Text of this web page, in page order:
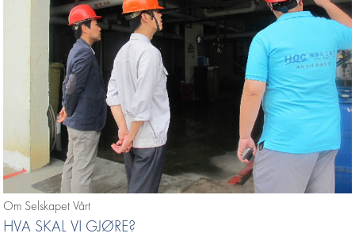
Om Selskapet Vårt
HVA SKAL VI GJØRE?